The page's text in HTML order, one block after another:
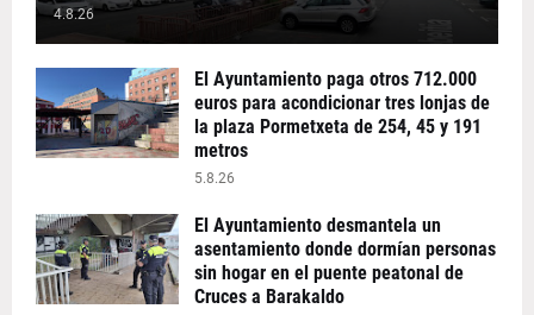
4.8.26
El Ayuntamiento paga otros 712.000
euros para acondicionar tres lonjas de
la plaza Pormetxeta de 254, 45 y 191
metros
5.8.26
El Ayuntamiento desmantela un
asentamiento donde dormían personas
sin hogar en el puente peatonal de
Cruces a Barakaldo